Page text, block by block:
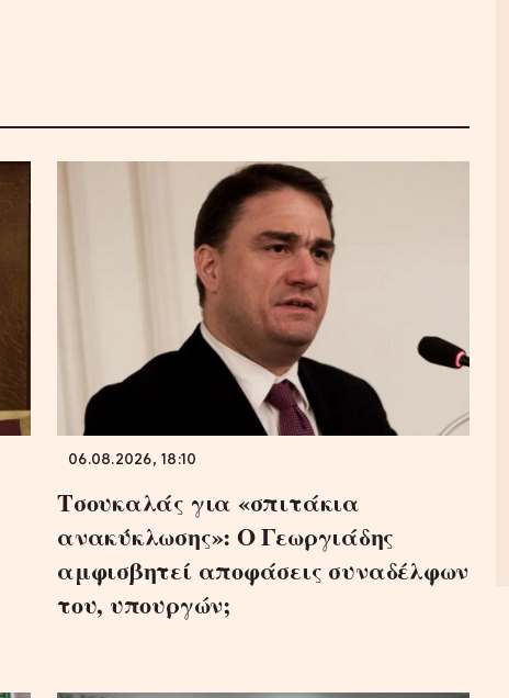
06.08.2026, 18:10
Τσουκαλάς για «σπιτάκια
ανακύκλωσης»: Ο Γεωργιάδης
αμφισβητεί αποφάσεις συναδέλφων
του, υπουργών;